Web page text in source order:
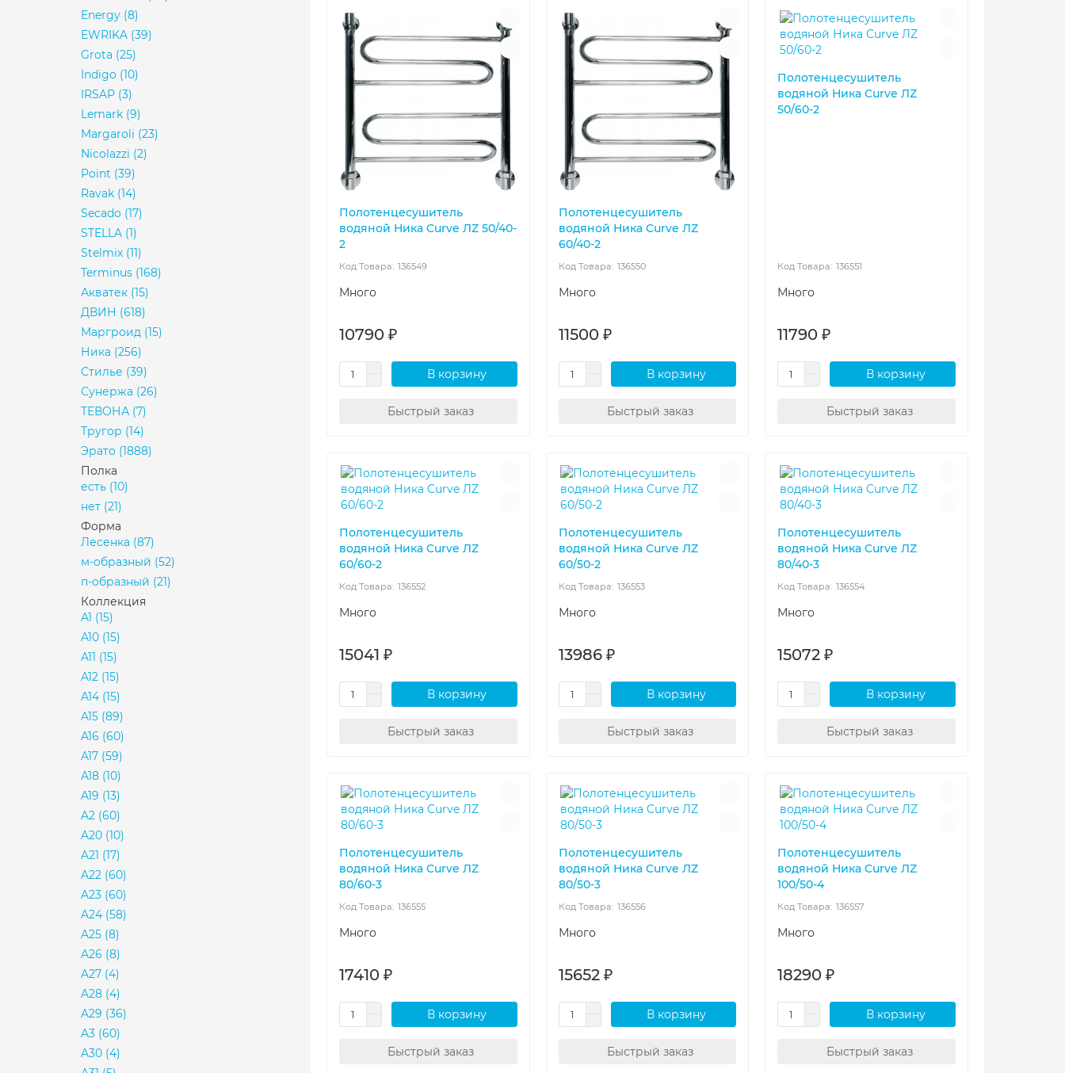
Energy (8)
EWRIKA (39)
Grota (25)
Indigo (10)
IRSAP (3)
Lemark (9)
Margaroli (23)
Nicolazzi (2)
Point (39)
Ravak (14)
Secado (17)
STELLA (1)
Stelmix (11)
Terminus (168)
Акватек (15)
ДВИН (618)
Маргроид (15)
Ника (256)
Стилье (39)
Сунержа (26)
ТЕВОНА (7)
Тругор (14)
Эрато (1888)
Полка
есть (10)
нет (21)
Форма
Лесенка (87)
м-образный (52)
п-образный (21)
Коллекция
A1 (15)
A10 (15)
A11 (15)
A12 (15)
A14 (15)
A15 (89)
A16 (60)
A17 (59)
A18 (10)
A19 (13)
A2 (60)
A20 (10)
A21 (17)
A22 (60)
A23 (60)
A24 (58)
A25 (8)
A26 (8)
A27 (4)
A28 (4)
A29 (36)
A3 (60)
A30 (4)
Полотенцесушитель
водяной Ника Curve ЛZ 50/40-
2
136549
Много
10790 ₽
В корзину
Быстрый заказ
Полотенцесушитель
водяной Ника Curve ЛZ
60/40-2
136550
Много
11500 ₽
В корзину
Быстрый заказ
Полотенцесушитель
водяной Ника Curve ЛZ
50/60-2
136551
Много
11790 ₽
В корзину
Быстрый заказ
Полотенцесушитель
водяной Ника Curve ЛZ
60/60-2
136552
Много
15041 ₽
В корзину
Быстрый заказ
Полотенцесушитель
водяной Ника Curve ЛZ
60/50-2
136553
Много
13986 ₽
В корзину
Быстрый заказ
Полотенцесушитель
водяной Ника Curve ЛZ
80/40-3
136554
Много
15072 ₽
В корзину
Быстрый заказ
Полотенцесушитель
водяной Ника Curve ЛZ
80/60-3
136555
Много
17410 ₽
В корзину
Быстрый заказ
Полотенцесушитель
водяной Ника Curve ЛZ
80/50-3
136556
Много
15652 ₽
В корзину
Быстрый заказ
Полотенцесушитель
водяной Ника Curve ЛZ
100/50-4
136557
Много
18290 ₽
В корзину
Быстрый заказ